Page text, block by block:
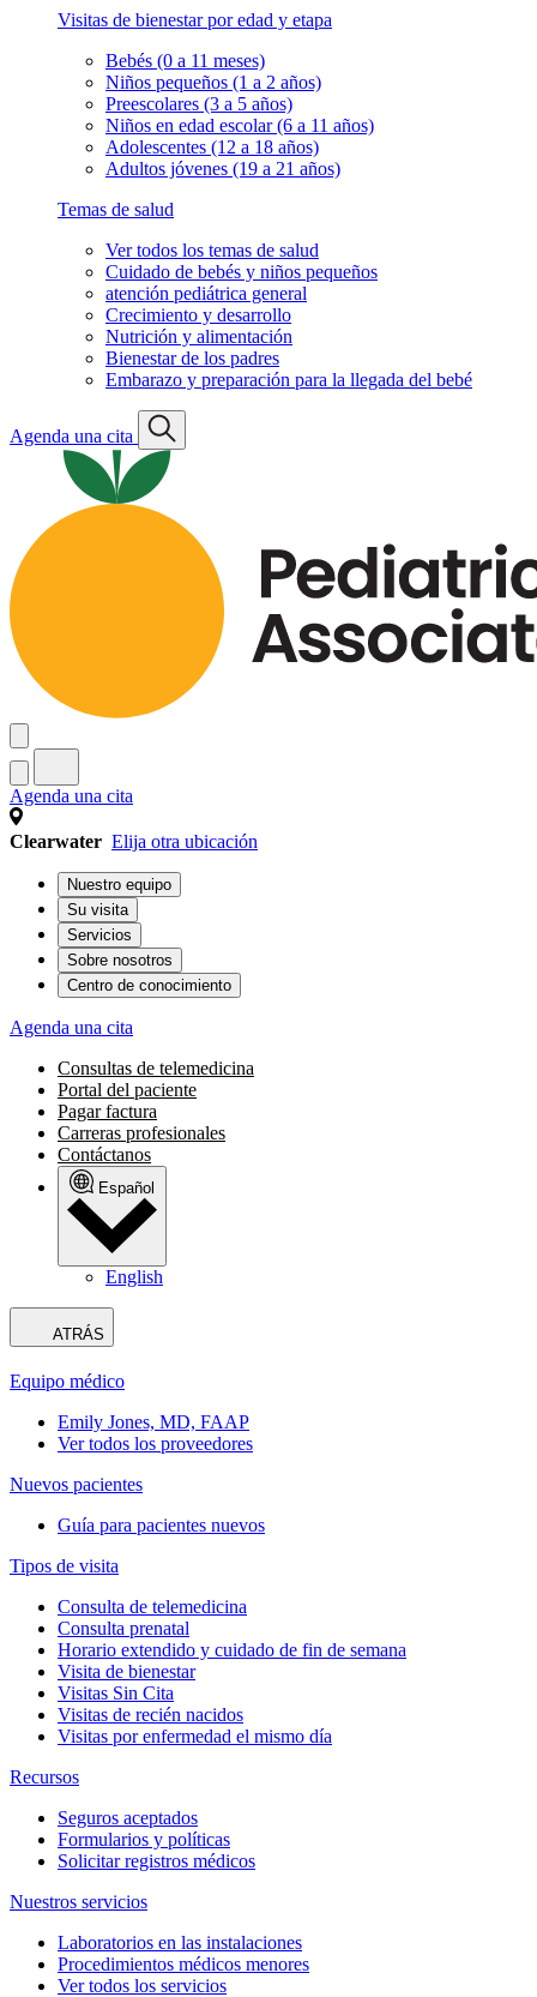
Visitas de bienestar por edad y etapa
Bebés (0 a 11 meses)
Niños pequeños (1 a 2 años)
Preescolares (3 a 5 años)
Niños en edad escolar (6 a 11 años)
Adolescentes (12 a 18 años)
Adultos jóvenes (19 a 21 años)
Temas de salud
Ver todos los temas de salud
Cuidado de bebés y niños pequeños
atención pediátrica general
Crecimiento y desarrollo
Nutrición y alimentación
Bienestar de los padres
Embarazo y preparación para la llegada del bebé
Agenda una cita
Agenda una cita
Clearwater Elija otra ubicación
Nuestro equipo
Su visita
Servicios
Sobre nosotros
Centro de conocimiento
Agenda una cita
Consultas de telemedicina
Portal del paciente
Pagar factura
Carreras profesionales
Contáctanos
Español
English
ATRÁS
Equipo médico
Emily Jones, MD, FAAP
Ver todos los proveedores
Nuevos pacientes
Guía para pacientes nuevos
Tipos de visita
Consulta de telemedicina
Consulta prenatal
Horario extendido y cuidado de fin de semana
Visita de bienestar
Visitas Sin Cita
Visitas de recién nacidos
Visitas por enfermedad el mismo día
Recursos
Seguros aceptados
Formularios y políticas
Solicitar registros médicos
Nuestros servicios
Laboratorios en las instalaciones
Procedimientos médicos menores
Ver todos los servicios